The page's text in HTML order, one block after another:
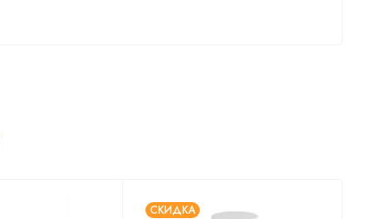
СКИДКА